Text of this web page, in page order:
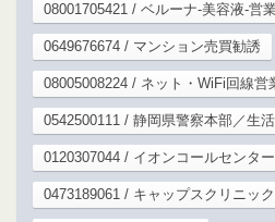
08001705421 / ベルーナ-美容液-営業
0649676674 / マンション売買勧誘
08005008224 / ネット・WiFi回線営
0542500111 / 静岡県警察本部／生
0120307044 / イオンコールセンター
0473189061 / キャップスクリニッ